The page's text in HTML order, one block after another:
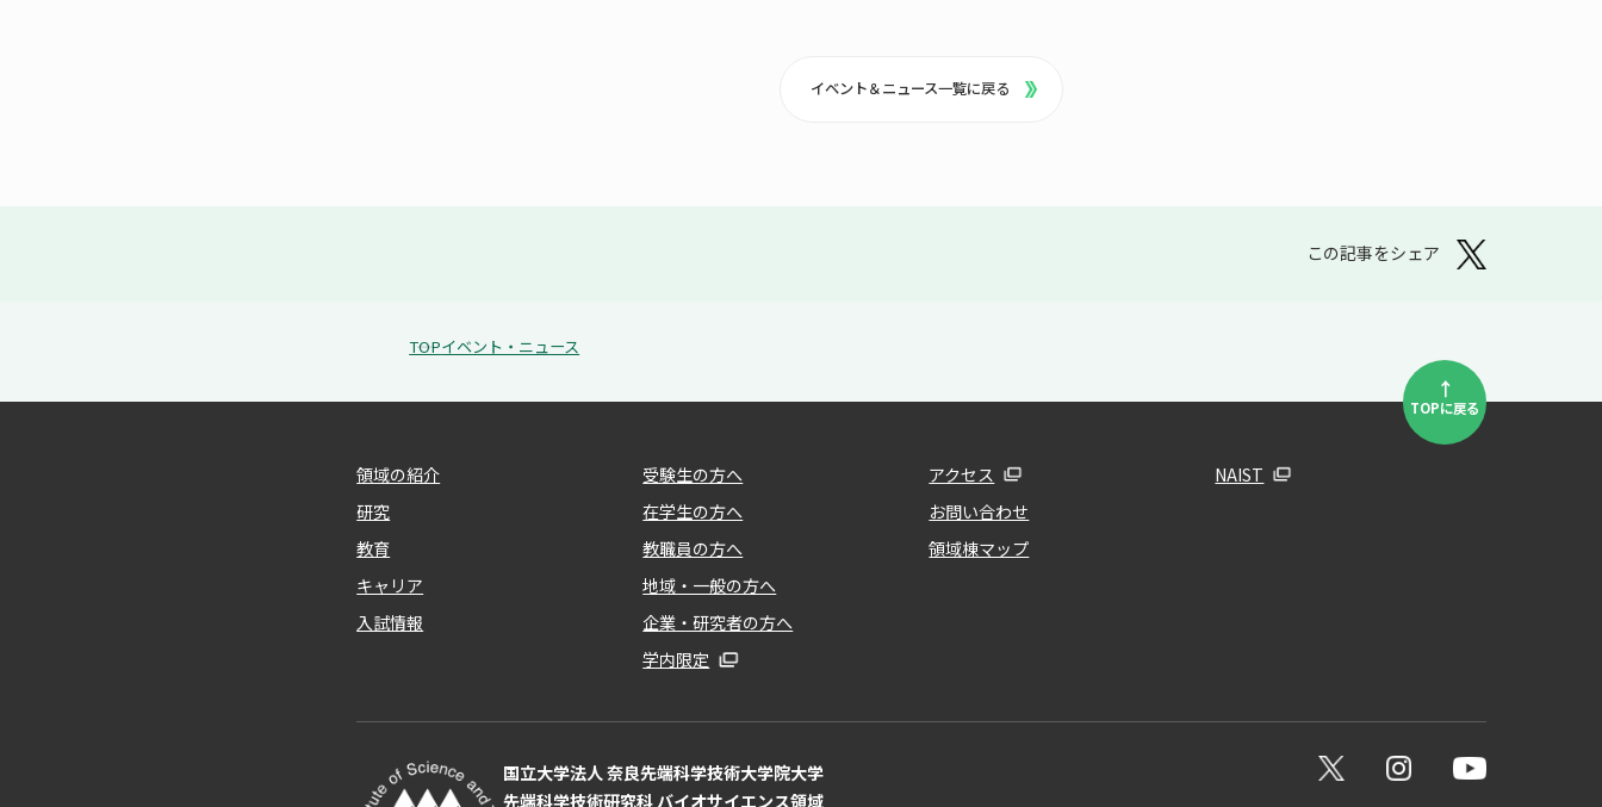
イベント＆ニュース一覧に戻る
この記事をシェア
TOPイベント・ニュース
↑
TOPに戻る
領域の紹介
研究
教育
キャリア
入試情報
受験生の方へ
在学生の方へ
教職員の方へ
地域・一般の方へ
企業・研究者の方へ
学内限定
アクセス
お問い合わせ
領域棟マップ
NAIST
国立大学法人 奈良先端科学技術大学院大学
先端科学技術研究科 バイオサイエンス領域